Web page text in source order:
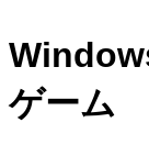
ゲーム